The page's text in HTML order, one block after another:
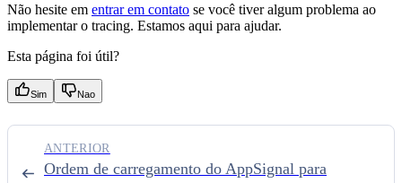
Não hesite em entrar em contato se você tiver algum problema ao
implementar o tracing. Estamos aqui para ajudar.
Esta página foi útil?
Sim Nao
Ordem de carregamento do AppSignal para
ANTERIOR